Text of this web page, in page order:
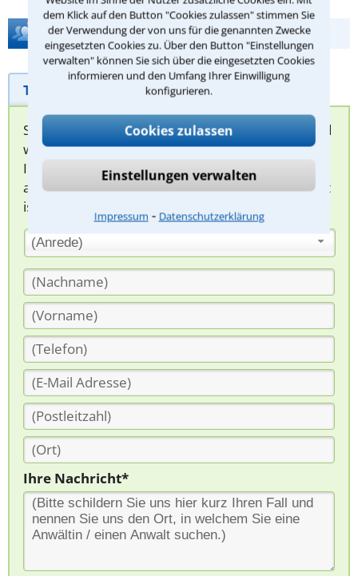
dem Klick auf den Button "Cookies zulassen" stimmen Sie
der Verwendung der von uns für die genannten Zwecke
eingesetzten Cookies zu. Über den Button "Einstellungen
verwalten" können Sie sich über die eingesetzten Cookies
informieren und den Umfang Ihrer Einwilligung
konfigurieren.
Cookies zulassen
Einstellungen verwalten
Impressum ⁃ Datenschutzerklärung
Hilfe bei Ihrer Anwaltsuche?
Telefonhilfe Beratungsanfrage
Sie können hier Ihren Fall schildern. Anschließend
werden sich spezialisierte Rechtsanwälte bei
Ihnen melden, um das weitere Vorgehen
abzuklären. Die Rückmeldung durch einen Anwalt
ist für Sie kostenlos.
(Anrede)
Ihre Nachricht*